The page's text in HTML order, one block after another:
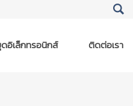
อิเล็กทรอนิกส์ ติดต่อเรา